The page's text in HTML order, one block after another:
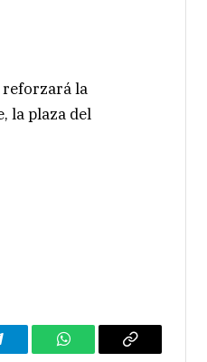
reforzará la
la plaza del
WhatsAppCopy